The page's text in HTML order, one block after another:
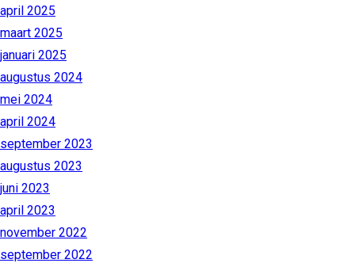
april 2025
maart 2025
januari 2025
augustus 2024
mei 2024
april 2024
september 2023
augustus 2023
juni 2023
april 2023
november 2022
september 2022